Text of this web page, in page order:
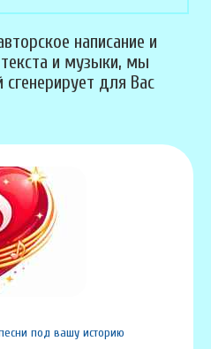
написание и
и музыки, мы
для Вас
под вашу историю